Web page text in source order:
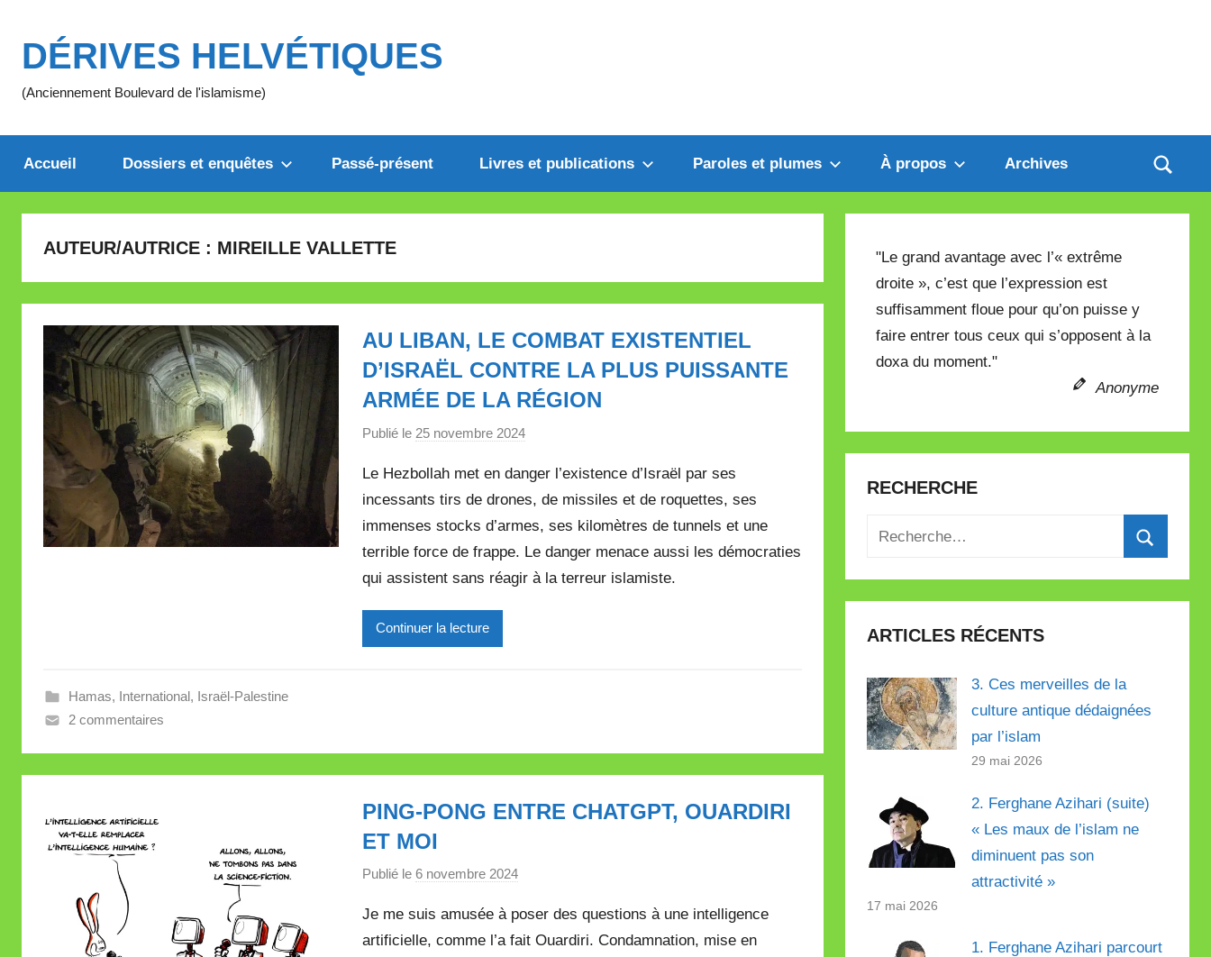
contenu
DÉRIVES HELVÉTIQUES
(Anciennement Boulevard de l'islamisme)
Accueil Dossiers et enquêtes Passé-présent Livres et publications Paroles et plumes À propos Archives
AUTEUR/AUTRICE : MIREILLE VALLETTE
AU LIBAN, LE COMBAT EXISTENTIEL
D’ISRAËL CONTRE LA PLUS PUISSANTE
ARMÉE DE LA RÉGION
Publié le 25 novembre 2024p
r
M
i
r
e
t
Le Hezbollah met en danger l’existence d’Israël par ses
incessants tirs de drones, de missiles et de roquettes, ses
immenses stocks d’armes, ses kilomètres de tunnels et une
terrible force de frappe. Le danger menace aussi les démocraties
qui assistent sans réagir à la terreur islamiste.
Continuer la lecture
Hamas, International, Israël-Palestine
2 commentaires
PING-PONG ENTRE CHATGPT, OUARDIRI
ET MOI
Publié le 6 novembre 2024p
r
M
Je me suis amusée à poser des questions à une intelligence
artificielle, comme l’a fait Ouardiri. Condamnation, mise en
"Le grand avantage avec l’« extrême
droite », c’est que l’expression est
suffisamment floue pour qu’on puisse y
faire entrer tous ceux qui s’opposent à la
doxa du moment."
Anonyme
RECHERCHE
Recherche
:
ARTICLES RÉCENTS
3. Ces merveilles de la
culture antique dédaignées
par l’islam
29 mai 2026
2. Ferghane Azihari (suite)
« Les maux de l’islam ne
diminuent pas son
attractivité »
17 mai 2026
1. Ferghane Azihari parcourt